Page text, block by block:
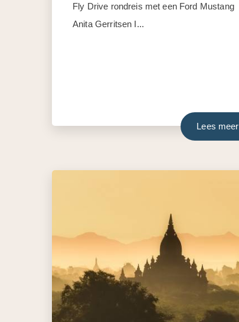
Fly Drive rondreis met een Ford Mustang
Anita Gerritsen I...
Lees meer